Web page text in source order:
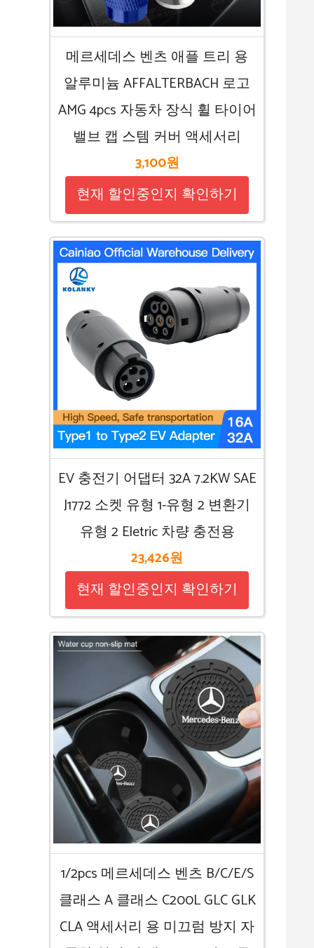
메르세데스 벤츠 애플 트리 용
알루미늄 AFFALTERBACH 로고
AMG 4pcs 자동차 장식 휠 타이어
밸브 캡 스템 커버 액세서리
3,100원
현재 할인중인지 확인하기
EV 충전기 어댑터 32A 7.2KW SAE
J1772 소켓 유형 1-유형 2 변환기
유형 2 Eletric 차량 충전용
23,426원
현재 할인중인지 확인하기
1/2pcs 메르세데스 벤츠 B/C/E/S
클래스 A 클래스 C200L GLC GLK
CLA 액세서리 용 미끄럼 방지 자